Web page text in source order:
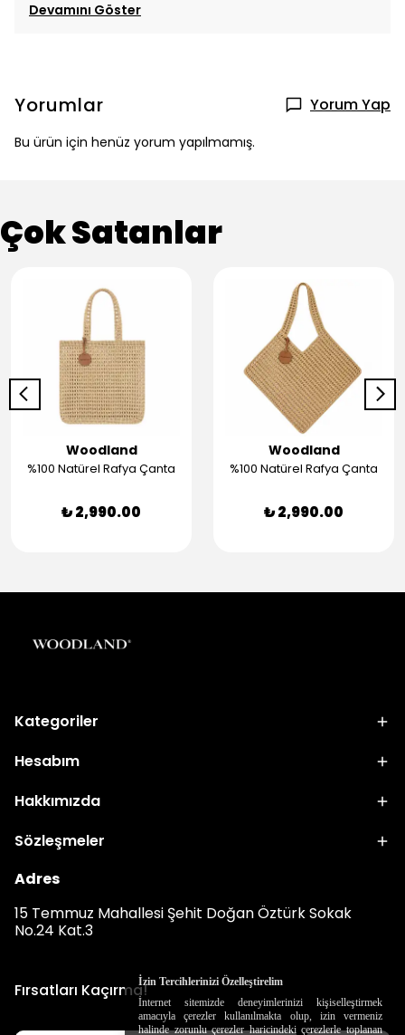
İzin Tercihlerinizi Özelleştirelim
İnternet sitemizde deneyimlerinizi kişiselleştirmek
amacıyla çerezler kullanılmakta olup, izin vermeniz
halinde zorunlu çerezler haricindeki çerezlerle toplanan
Devamını Göster
Yorumlar Yorum Yap
Bu ürün için henüz yorum yapılmamış.
Çok Satanlar
Woodland
%100 Natürel Rafya Çanta
₺ 2,990.00
Woodland
%100 Natürel Rafya Çanta
₺ 2,990.00
Kategoriler
Hesabım
Hakkımızda
Sözleşmeler
Adres
15 Temmuz Mahallesi Şehit Doğan Öztürk Sokak
No.24 Kat.3
Fırsatları Kaçırma!